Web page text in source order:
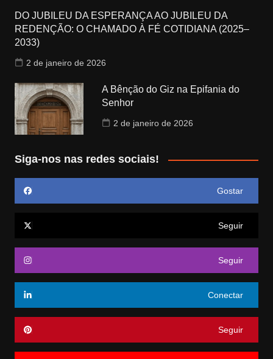
DO JUBILEU DA ESPERANÇA AO JUBILEU DA
REDENÇÃO: O CHAMADO À FÉ COTIDIANA (2025–
2033)
2 de janeiro de 2026
A Bênção do Giz na Epifania do
Senhor
2 de janeiro de 2026
Siga-nos nas redes sociais!
Gostar
Seguir
Seguir
Conectar
Seguir